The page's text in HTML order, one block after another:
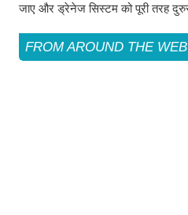
जाए और ड्रेनेज सिस्टम को पूरी तरह
FROM AROUND THE WEB